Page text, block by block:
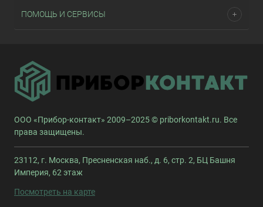
ПОМОЩЬ И СЕРВИСЫ
ООО «Прибор-контакт» 2009–2025 © priborkontakt.ru. Все
права защищены.
23112, г. Москва, Пресненская наб., д. 6, стр. 2, БЦ Башня
Империя, 62 этаж
Посмотреть на карте